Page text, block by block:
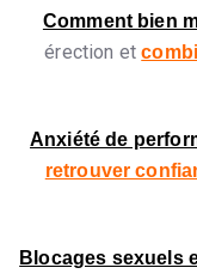
Comment bien
érection et
Anxiété de
retrouver
Blocages sexuels